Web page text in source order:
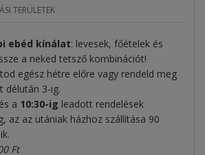
TERÜLETEK
ebéd kínálat: levesek, főételek és
a neked tetsző kombinációt!
egész hétre előre vagy rendeld meg
délután 3-ig.
a 10:30-ig leadott rendelések
az az utániak házhoz szállítása 90
Ft